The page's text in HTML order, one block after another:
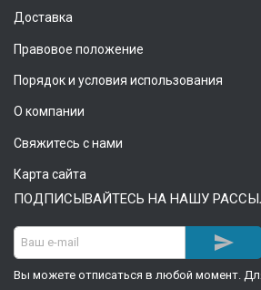
Доставка
Правовое положение
Порядок и условия использования
О компании
Свяжитесь с нами
Карта сайта
ПОДПИСЫВАЙТЕСЬ НА НАШУ

Вы можете отписаться в любой момент.